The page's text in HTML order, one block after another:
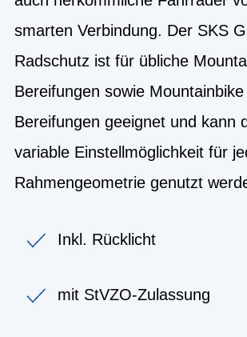
smarten Verbindung. Der SKS
Radschutz ist für übliche
Bereifungen sowie
Bereifungen geeignet und kann
variable Einstellmöglichkeit für
Rahmengeometrie genutzt
Inkl. Rücklicht
mit StVZO-Zulassung